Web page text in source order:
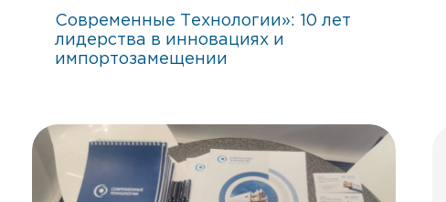
Современные Технологии»: 10 лет
лидерства в инновациях и
импортозамещении